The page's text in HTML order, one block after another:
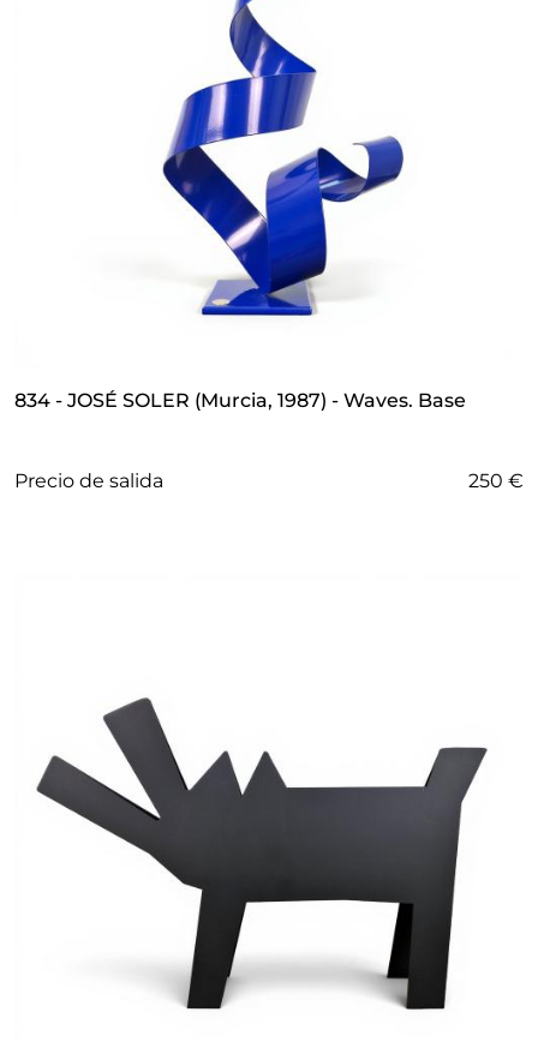
834 - JOSÉ SOLER (Murcia, 1987) - Waves. Base
Precio de salida 250 €